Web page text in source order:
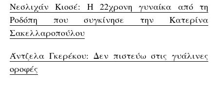
Νεσλιχάν Κιοσέ: Η 22χρονη γυναίκα από τη
Ροδόπη που συγκίνησε την Κατερίνα
Σακελλαροπούλου
Άντζελα Γκερέκου: Δεν πιστεύω στις γυάλινες
οροφές